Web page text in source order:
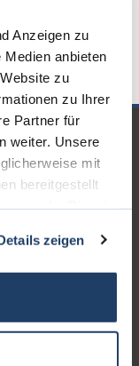
Anzeigen zu
anbieten
zu
zu Ihrer
Partner für
weiter. Unsere
mit
bereitgestellt
zeigen
&